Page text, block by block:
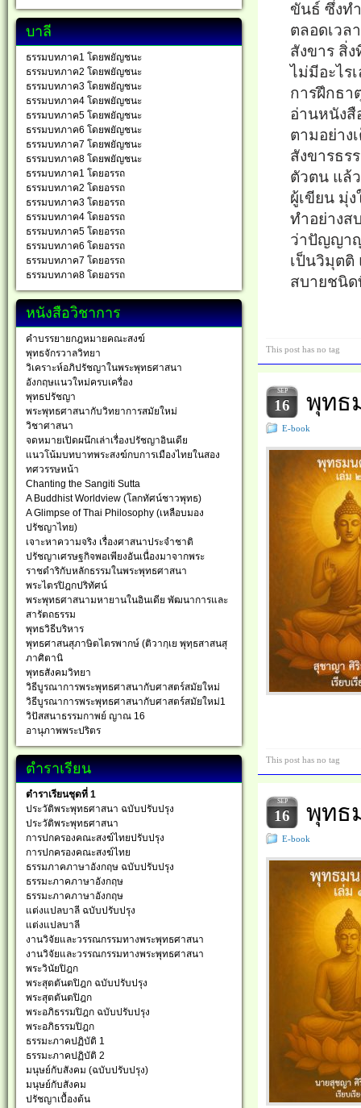
บาลี
ธรรมบทภาค1 โดยพยัญชนะ
ธรรมบทภาค2 โดยพยัญชนะ
ธรรมบทภาค3 โดยพยัญชนะ
ธรรมบทภาค4 โดยพยัญชนะ
ธรรมบทภาค5 โดยพยัญชนะ
ธรรมบทภาค6 โดยพยัญชนะ
ธรรมบทภาค7 โดยพยัญชนะ
ธรรมบทภาค8 โดยพยัญชนะ
ธรรมบทภาค1 โดยอรรถ
ธรรมบทภาค2 โดยอรรถ
ธรรมบทภาค3 โดยอรรถ
ธรรมบทภาค4 โดยอรรถ
ธรรมบทภาค5 โดยอรรถ
ธรรมบทภาค6 โดยอรรถ
ธรรมบทภาค7 โดยอรรถ
ธรรมบทภาค8 โดยอรรถ
หนังสือวิชาการ
คำบรรยายกฎหมายคณะสงฆ์
พุทธจักรวาลวิทยา
วิเคราะห์อภิปรัชญาในพระพุทธศาสนา
อังกฤษแนวใหม่ครบเครื่อง
พุทธปรัชญา
พระพุทธศาสนากับวิทยาการสมัยใหม่
วิชาศาสนา
จดหมายเปิดผนึกเล่าเรื่องปรัชญาอินเดีย
แนวโน้มบทบาทพระสงฆ์กบการเมืองไทยในสอง
ทศวรรษหน้า
Chanting the Sangiti Sutta
A Buddhist Worldview (โลกทัศน์ชาวพุทธ)
A Glimpse of Thai Philosophy (เหลือบมอง
ปรัชญาไทย)
เจาะหาความจริง เรื่องศาสนาประจำชาติ
ปรัชญาเศรษฐกิจพอเพียงอันเนื่องมาจากพระ
ราชดำริกับหลักธรรมในพระพุทธศาสนา
พระไตรปิฎกปริทัศน์
พระพุทธศาสนามหายานในอินเดีย พัฒนาการและ
สารัตถธรรม
พุทธวิธีบริหาร
พุทธศาสนสุภาษิตไตรพากษ์ (ติวากฺเย พุทฺธสาสนสุ
ภาศิตานิ
พุทธสังคมวิทยา
วิธีบูรณาการพระพุทธศาสนากับศาสตร์สมัยใหม่
วิธีบูรณาการพระพุทธศาสนากับศาสตร์สมัยใหม่1
วิปัสสนาธรรมกาพย์ ญาณ 16
อานุภาพพระปริตร
ตำราเรียน
ตำราเรียนชุดที่ 1
ประวัติพระพุทธศาสนา ฉบับปรับปรุง
ประวัติพระพุทธศาสนา
การปกครองคณะสงฆ์ไทยปรับปรุง
การปกครองคณะสงฆ์ไทย
ธรรมภาคภาษาอังกฤษ ฉบับปรับปรุง
ธรรมะภาคภาษาอังกฤษ
ธรรมะภาคภาษาอังกฤษ
แต่งแปลบาลี ฉบับปรับปรุง
แต่งแปลบาลี
งานวิจัยและวรรณกรรมทางพระพุทธศาสนา
งานวิจัยและวรรณกรรมทางพระพุทธศาสนา
พระวินัยปิฎก
พระสุตตันตปิฎก ฉบับปรับปรุง
พระสุตตันตปิฎก
พระอภิธรรมปิฎก ฉบับปรับปรุง
พระอภิธรรมปิฎก
ธรรมะภาคปฏิบัติ 1
ธรรมะภาคปฏิบัติ 2
มนุษย์กับสังคม (ฉบับปรับปรุง)
มนุษย์กับสังคม
ปรัชญาเบื้องต้น
ขันธ์ ซึ่งท
ตลอดเวล
สังขาร สิ่
ไม่มีอะไร
การฝึกธา
อ่านหนังสื
ตามอย่าง
สังขารธร
ตัวตน แล้
ผู้เขียน มุ่
ทำอย่างส
ว่าปัญญา
เป็นวิมุตติ
สบายชนิ
This post has no tag
SEP
16 พุทธ
E-book
This post has no tag
SEP
16 พุทธ
E-book